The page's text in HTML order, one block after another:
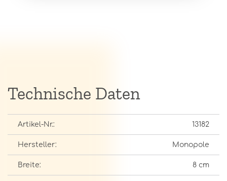
Technische Daten
Artikel-Nr.: 13182
Hersteller: Monopole
Breite: 8 cm